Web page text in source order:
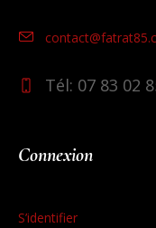
Tél: 07 83 02
Connexion
S’identifier